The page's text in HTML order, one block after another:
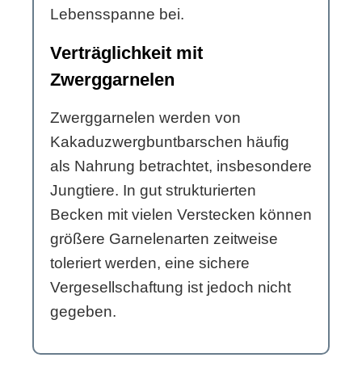
Lebensspanne bei.
Verträglichkeit mit
Zwerggarnelen
Zwerggarnelen werden von
Kakaduzwergbuntbarschen häufig
als Nahrung betrachtet, insbesondere
Jungtiere. In gut strukturierten
Becken mit vielen Verstecken können
größere Garnelenarten zeitweise
toleriert werden, eine sichere
Vergesellschaftung ist jedoch nicht
gegeben.